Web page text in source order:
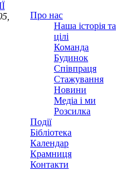
Про нас
Наша історія та
цілі
Команда
Будинок
Співпраця
Стажування
Новини
Медіа і ми
Розсилка
Події
Бібліотека
Календар
Крамниця
Контакти